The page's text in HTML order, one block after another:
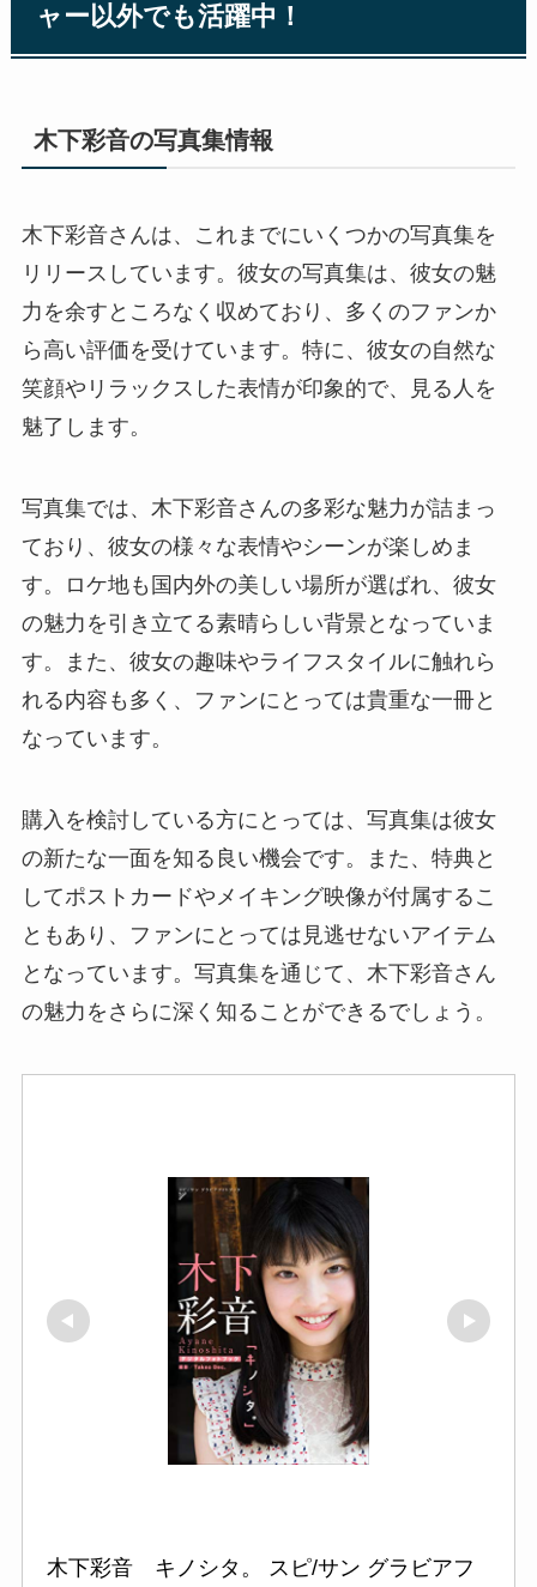
ャー以外でも活躍中！
木下彩音の写真集情報
木下彩音さんは、これまでにいくつかの写真集を
リリースしています。彼女の写真集は、彼女の魅
力を余すところなく収めており、多くのファンか
ら高い評価を受けています。特に、彼女の自然な
笑顔やリラックスした表情が印象的で、見る人を
魅了します。
写真集では、木下彩音さんの多彩な魅力が詰まっ
ており、彼女の様々な表情やシーンが楽しめま
す。ロケ地も国内外の美しい場所が選ばれ、彼女
の魅力を引き立てる素晴らしい背景となっていま
す。また、彼女の趣味やライフスタイルに触れら
れる内容も多く、ファンにとっては貴重な一冊と
なっています。
購入を検討している方にとっては、写真集は彼女
の新たな一面を知る良い機会です。また、特典と
してポストカードやメイキング映像が付属するこ
ともあり、ファンにとっては見逃せないアイテム
となっています。写真集を通じて、木下彩音さん
の魅力をさらに深く知ることができるでしょう。
木下彩音　キノシタ。 スピ/サン グラビアフ